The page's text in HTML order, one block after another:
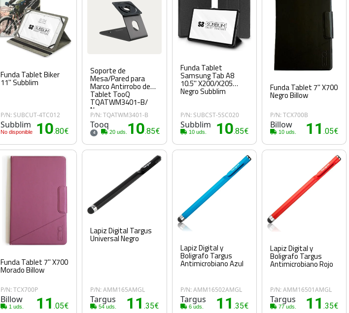
Funda Tablet Biker
11'' Subblim
P/N: SUBCUT-4TC012
Subblim
No disponible 10.80€
Soporte de
Mesa/Pared para
Marco Antirrobo de
Tablet TooQ
TQATWM3401-B/
Negro
P/N: TQATWM3401-B
Tooq
4 20 uds. 10.85€
Funda Tablet
Samsung Tab A8
10.5'' X200/X205
Negro Subblim
P/N: SUBCST-5SC020
Subblim
10 uds. 10.85€
Funda Tablet 7'' X700
Negro Billow
P/N: TCX700B
Billow
10 uds. 11 .05€
Funda Tablet 7'' X700
Morado Billow
P/N: TCX700P
Billow
1 uds. 11.05€
Lapiz Digital Targus
Universal Negro
P/N: AMM165AMGL
Targus
54 uds. 11 .35€
Lapiz Digital y
Boligrafo Targus
Antimicrobiano Azul
P/N: AMM16502AMGL
Targus
6 uds. 11 .35€
Lapiz Digital y
Boligrafo Targus
Antimicrobiano Rojo
P/N: AMM16501AMGL
Targus
77 uds. 11 .35€